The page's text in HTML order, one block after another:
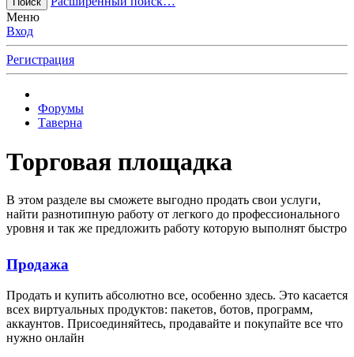
Меню
Вход
Регистрация
Форумы
Таверна
Торговая площадка
В этом разделе вы сможете выгодно продать свои услуги,
найти разнотипную работу от легкого до профессионального
уровня и так же предложить работу которую выполнят быстро
Продажа
Продать и купить абсолютно все, особенно здесь. Это касается
всех виртуальных продуктов: пакетов, ботов, программ,
аккаунтов. Присоединяйтесь, продавайте и покупайте все что
нужно онлайн